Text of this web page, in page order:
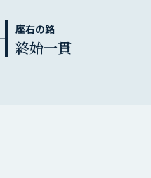
座右の銘
終始一貫